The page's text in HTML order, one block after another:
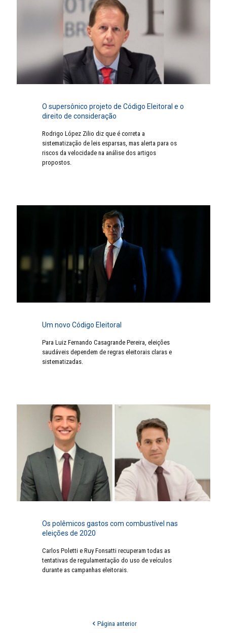
O supersônico projeto de Código Eleitoral e o
direito de consideração
Rodrigo López Zilio diz que é correta a
sistematização de leis esparsas, mas alerta para os
riscos da velocidade na análise dos artigos
propostos.
Um novo Código Eleitoral
Para Luiz Fernando Casagrande Pereira, eleições
saudáveis dependem de regras eleitorais claras e
sistematizadas.
Os polêmicos gastos com combustível nas
eleições de 2020
Carlos Poletti e Ruy Fonsatti recuperam todas as
tentativas de regulamentação do uso de veículos
durante as campanhas eleitorais.
Página anterior